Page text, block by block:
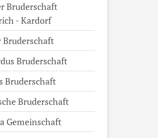
Bruderschaft
- Kardorf
Bruderschaft
Bruderschaft
Bruderschaft
Bruderschaft
Gemeinschaft